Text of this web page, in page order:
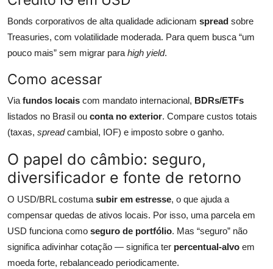
Bonds corporativos de alta qualidade adicionam spread sobre
Treasuries, com volatilidade moderada. Para quem busca “um
pouco mais” sem migrar para high yield.
Como acessar
Via fundos locais com mandato internacional, BDRs/ETFs
listados no Brasil ou conta no exterior. Compare custos totais
(taxas, spreadcambial, IOF) e imposto sobre o ganho.
O papel do câmbio: seguro,
diversificador e fonte de retorno
O USD/BRL costuma subir em estresse, o que ajuda a
compensar quedas de ativos locais. Por isso, uma parcela em
USD funciona como seguro de portfólio. Mas “seguro” não
significa adivinhar cotação — significa ter percentual-alvo em
moeda forte, rebalanceado periodicamente.